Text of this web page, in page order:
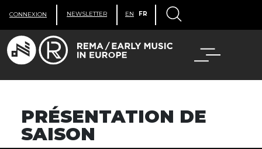
CONNEXION NEWSLETTER EN FR
PRÉSENTATION DE
SAISON